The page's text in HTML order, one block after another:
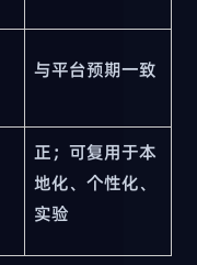
与平台预期一致
正；可复用于本
地化、个性化、
实验